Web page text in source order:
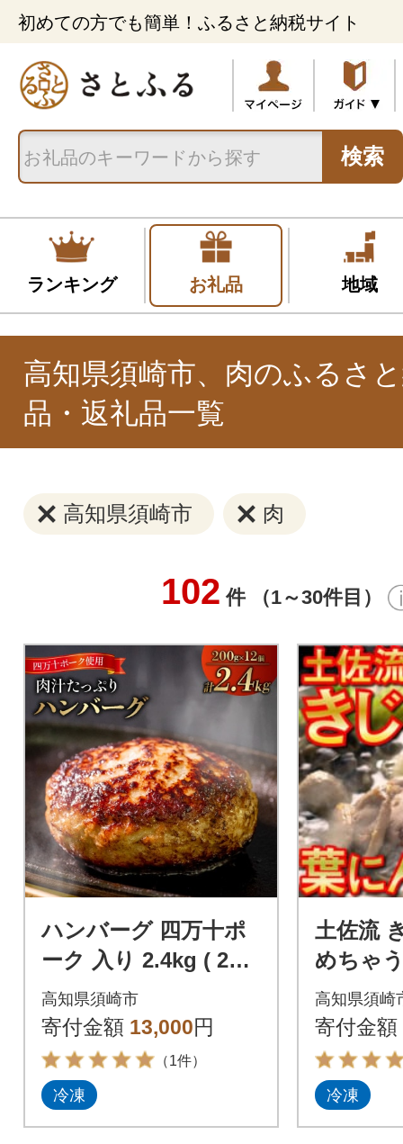
初めての方でも簡単！ふるさと納税サイト
検索
ランキング お礼品 地域
高知県須崎市、肉のふるさ
品・返礼品一覧
高知県須崎市 肉
102 件 （1～30件目）
ハンバーグ 四万十ポ
ーク 入り 2.4kg ( 200
g × 12個 ) 真空 小分け
個包装
高知県須崎市
寄付金額 13,000円
（1件）
冷凍
土佐流
めちゃ
ック葉
高知県須崎
寄付金額
冷凍